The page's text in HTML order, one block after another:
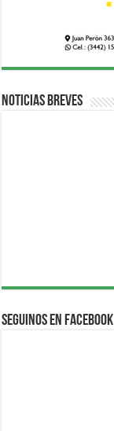
Noticias breves
Seguinos en Facebook